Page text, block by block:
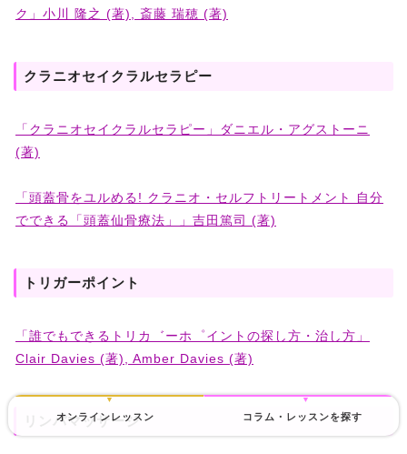
オンラインレッスン コラム・レッスンを探す
ク」小川 隆之 (著), 斎藤 瑞穂 (著)
クラニオセイクラルセラピー
「クラニオセイクラルセラピー」ダニエル・アグストーニ
(著)
「頭蓋骨をユルめる! クラニオ・セルフトリートメント 自分
でできる「頭蓋仙骨療法」」吉田篤司 (著)
トリガーポイント
「誰でもできるトリカ゛ーホ゜イントの探し方・治し方」
Clair Davies (著), Amber Davies (著)
リンパマッサージ